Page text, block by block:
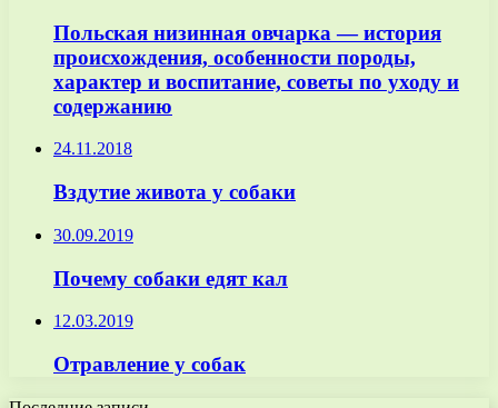
Польская низинная овчарка — история
происхождения, особенности породы,
характер и воспитание, советы по уходу и
содержанию
24.11.2018
Вздутие живота у собаки
30.09.2019
Почему собаки едят кал
12.03.2019
Отравление у собак